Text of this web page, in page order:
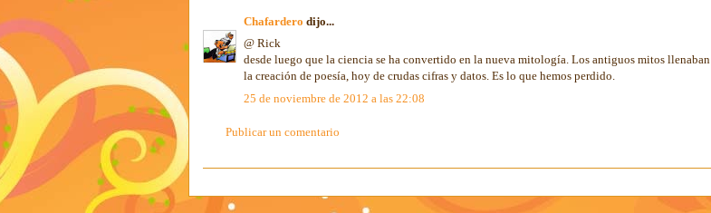
Chafardero dijo...
@ Rick
desde luego que la ciencia se ha convertido en la nueva mitología. Los antiguos mitos llenaban
la creación de poesía, hoy de crudas cifras y datos. Es lo que hemos perdido.
25 de noviembre de 2012 a las 22:08
Publicar un comentario